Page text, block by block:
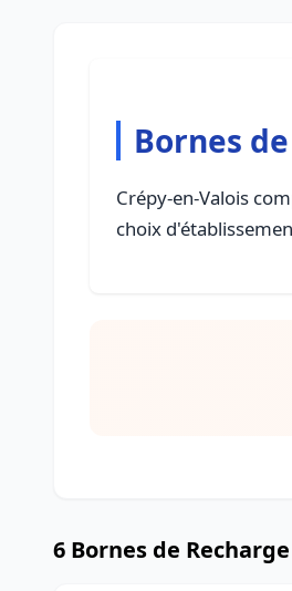
Bornes
Crépy-en-Valois
choix
6 Bornes de